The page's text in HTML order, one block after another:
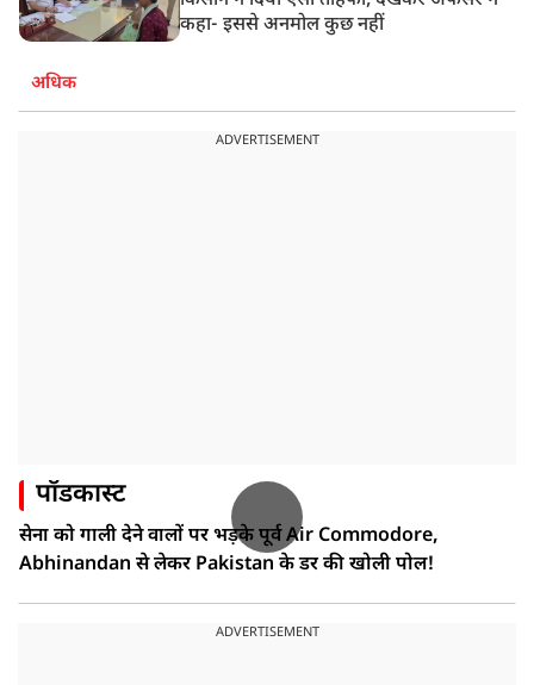
कहा- इससे अनमोल कुछ नहीं
अधिक
ADVERTISEMENT
पॉडकास्ट
सेना को गाली देने वालों पर भड़के पूर्व Air Commodore,
Abhinandan से लेकर Pakistan के डर की खोली पोल!
ADVERTISEMENT